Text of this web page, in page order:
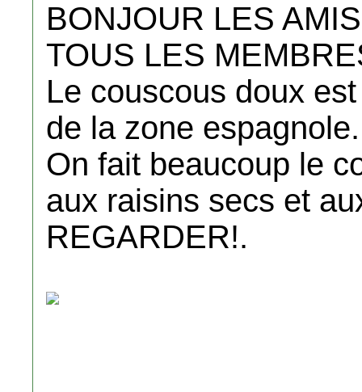
BONJOUR LES
TOUS LES
Le couscous doux
de la zone espagnole.
On fait beaucoup le
aux raisins secs et
REGARDER!.